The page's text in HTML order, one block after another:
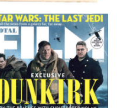
TOTAL FILM #260 –
SUMMER 2017